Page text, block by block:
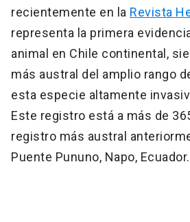
recientemente en la Revista
representa la primera
animal en Chile continental,
más austral del amplio rango
esta especie altamente
Este registro está a más de
registro más austral
Puente Pununo, Napo, Ecuador.